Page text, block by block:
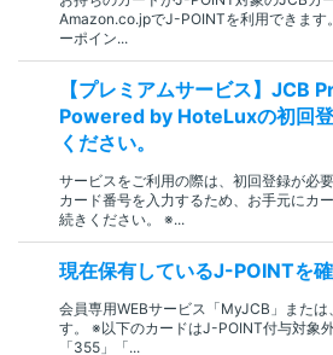
Amazon.co.jpでJ-POINTを利用できます
ーポイン...
【プレミアムサービス】JCB
Powered by HoteLuxの初回
ください。
サービスをご利用の際は、初回登録が必
カード番号を入力するため、お手元にカ
続きください。 ※...
現在保有しているJ-POINTを確
会員専用WEBサービス「MyJCB」または
す。 ※以下のカードはJ-POINT付与対象
「355」「...